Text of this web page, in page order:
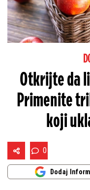
Otkrijte da
Primenite
koji
0
Dodaj